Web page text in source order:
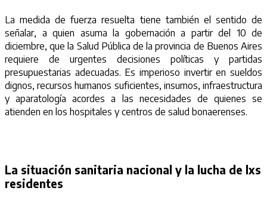
La medida de fuerza resuelta tiene también el sentido de
señalar, a quien asuma la gobernación a partir del 10 de
diciembre, que la Salud Pública de la provincia de Buenos Aires
requiere de urgentes decisiones políticas y partidas
presupuestarias adecuadas. Es imperioso invertir en sueldos
dignos, recursos humanos suficientes, insumos, infraestructura
y aparatología acordes a las necesidades de quienes se
atienden en los hospitales y centros de salud bonaerenses.
La situación sanitaria nacional y la lucha de lxs
residentes